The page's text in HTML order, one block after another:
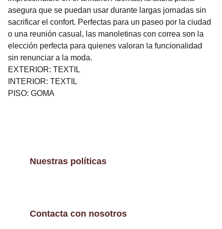
asegura que se puedan usar durante largas jornadas sin
sacrificar el confort. Perfectas para un paseo por la ciudad
o una reunión casual, las manoletinas con correa son la
elección perfecta para quienes valoran la funcionalidad
sin renunciar a la moda.
EXTERIOR: TEXTIL
INTERIOR: TEXTIL
PISO: GOMA
Contacta con nosotros
Nuestras políticas